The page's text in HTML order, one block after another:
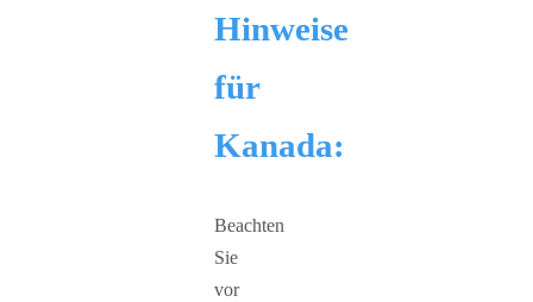
Hinweise
für
Kanada:
Beachten
Sie
vor